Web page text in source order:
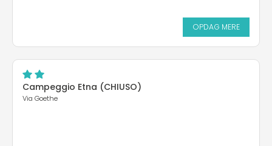
OPDAG MERE
Campeggio Etna (CHIUSO)
Via Goethe